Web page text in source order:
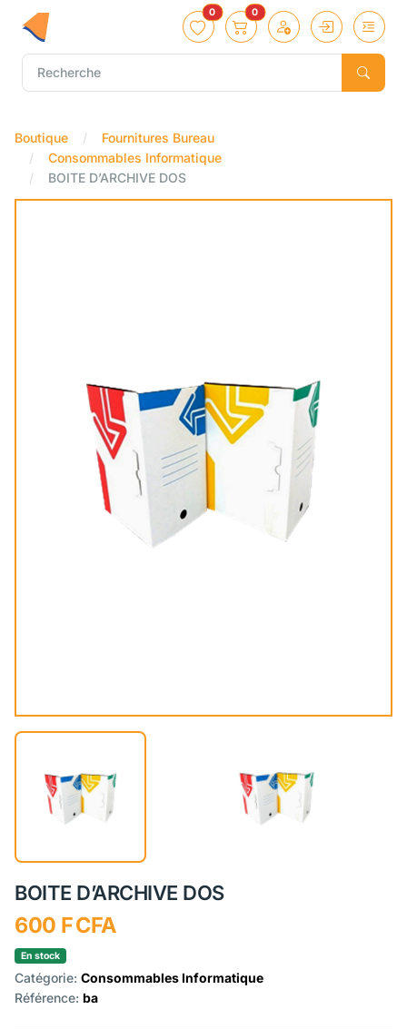
0 0
Boutique
Fournitures Bureau
Consommables Informatique
BOITE D’ARCHIVE DOS
BOITE D’ARCHIVE DOS
600 F CFA
En stock
Catégorie: Consommables Informatique
Référence: ba